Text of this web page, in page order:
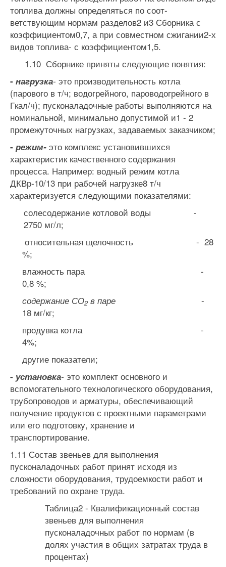
топлива должны определяться по соот­
ветствующим нормам разделов2 и3 Сборника с
коэффициентом0,7, а при совместном сжигании2-х
видов топлива- с коэффициентом1,5.
1.10 Сборнике приняты следующие понятия:
- нагрузка- это производительность котла
(парового в т/ч; водо­грейного, пароводогрейного в
Гкал/ч); пусконаладочные работы выпол­няются на
номинальной, минимально допустимой и1 - 2
промежуточ­ных нагрузках, задаваемых заказчиком;
- режим- это комплекс установившихся
характеристик качест­венного содержания
процесса. Например: водный режим котла
ДКВр-10/13 при рабочей нагрузке8 т/ч
характеризуется следующими показателями:
солесодержание котловой воды -
2750 мг/л;
относительная щелочность - 28
%;
влажность пара -
0,8 %;
содержание СО2в паре -
18 мг/кг;
продувка котла -
4%;
другие показатели;
- установка- это комплект основного и
вспомогательного техно­логического оборудования,
трубопроводов и арматуры, обеспечиваю­щий
получение продуктов с проектными параметрами
или его подготов­ку, хранение и
транспортирование.
1.11 Состав звеньев для выполнения
пусконаладочных работ при­нят исходя из
сложности оборудования, трудоемкости работ и
требова­ний по охране труда.
Таблица2 - Квалификационный состав
звеньев для выполнения
пусконаладочных работ по нормам (в
долях участия в общих затратах труда в
процентах)